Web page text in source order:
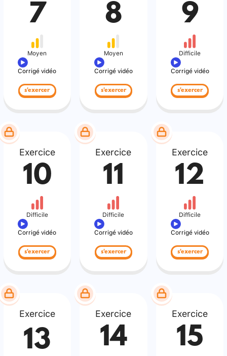
7
Moyen
Corrigé vidéo
s'exercer
8
Moyen
Corrigé vidéo
s'exercer
9
Difficile
Corrigé vidéo
s'exercer
Exercice
10
Difficile
Corrigé vidéo
s'exercer
Exercice
11
Difficile
Corrigé vidéo
s'exercer
Exercice
12
Difficile
Corrigé vidéo
s'exercer
Exercice
13
Exercice
14
Exercice
15